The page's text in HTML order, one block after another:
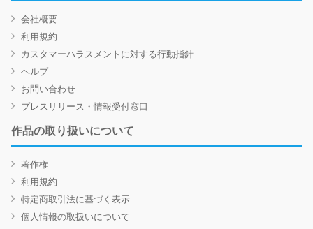
会社概要
利用規約
カスタマーハラスメントに対する行動指針
ヘルプ
お問い合わせ
プレスリリース・情報受付窓口
作品の取り扱いについて
著作権
利用規約
特定商取引法に基づく表示
個人情報の取扱いについて